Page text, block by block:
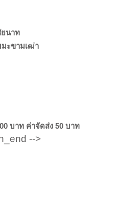
นาท
ะขามเฒ่า
บาท ค่าจัดส่ง 50 บาท
-->